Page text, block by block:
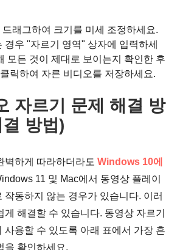
래그하여 크기를 미세 조정하세요.
경우 "자르기 영역" 상자에 입력하세
모든 것이 제대로 보이는지 확인한 후
릭하여 자른 비디오를 저장하세요.
자르기 문제 해결 방
방법)
벽하게 따라하더라도 Windows 10에
11 및 Mac에서 동영상 플레이
작동하지 않는 경우가 있습니다. 이러
게 해결할 수 있습니다. 동영상 자르기
사용할 수 있도록 아래 표에서 가장 흔
을 확인하세요.